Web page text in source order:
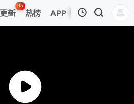
更新
95
热榜 APP
清空